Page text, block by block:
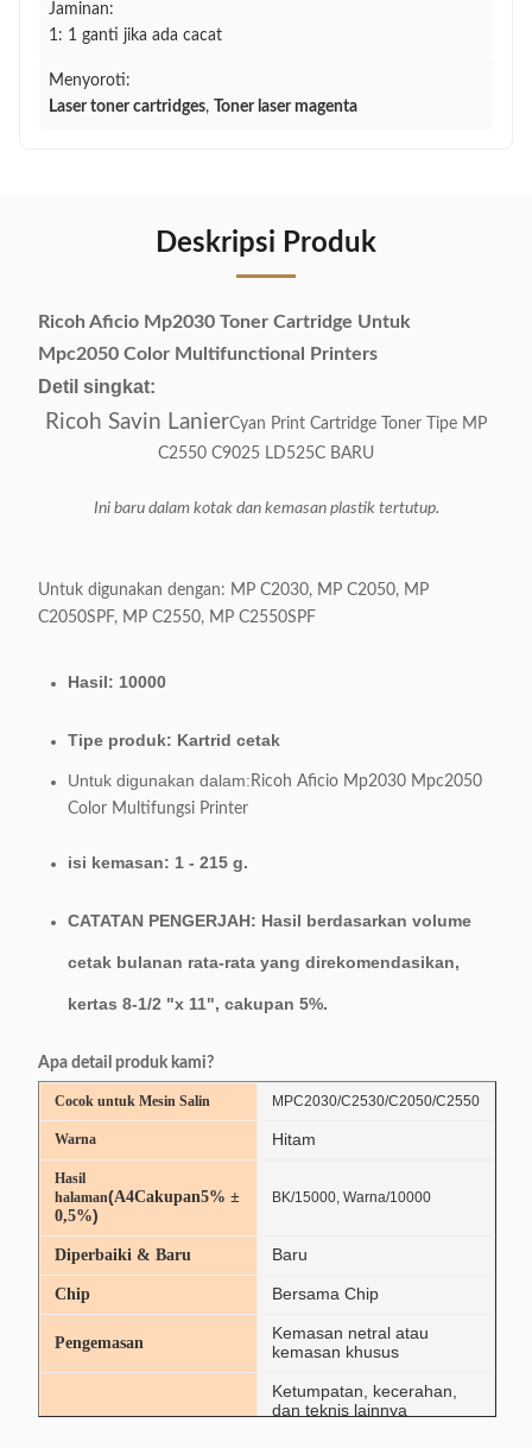
Jaminan:
1: 1 ganti jika ada cacat
Menyoroti:
Laser toner cartridges, Toner laser magenta
Deskripsi Produk
Ricoh Aficio Mp2030 Toner Cartridge Untuk
Mpc2050 Color Multifunctional Printers
Detil singkat:
Ricoh Savin LanierCyan Print Cartridge Toner Tipe MP
C2550 C9025 LD525C BARU
Ini baru dalam kotak dan kemasan plastik tertutup.
Untuk digunakan dengan: MP C2030, MP C2050, MP
C2050SPF, MP C2550, MP C2550SPF
Hasil: 10000
Tipe produk: Kartrid cetak
Untuk digunakan dalam: Ricoh Aficio Mp2030 Mpc2050
Color Multifungsi Printer
isi kemasan: 1 - 215 g.
CATATAN PENGERJAH: Hasil berdasarkan volume
cetak bulanan rata-rata yang direkomendasikan,
kertas 8-1/2 "x 11", cakupan 5%.
Apa detail produk kami?
Cocok untuk Mesin Salin MPC2030/C2530/C2050/C2550
Warna Hitam
Hasil
halaman(A4Cakupan5% ±
0,5%)
BK/15000, Warna/10000
Diperbaiki & Baru Baru
Chip Bersama Chip
Pengemasan
Kemasan netral atau
kemasan khusus
Ketumpatan, kecerahan,
dan teknis lainnya